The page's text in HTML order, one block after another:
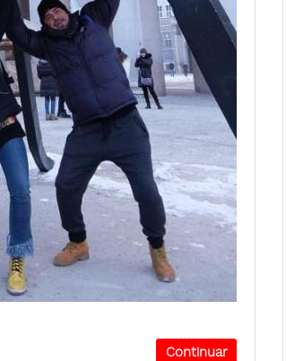
Continuar